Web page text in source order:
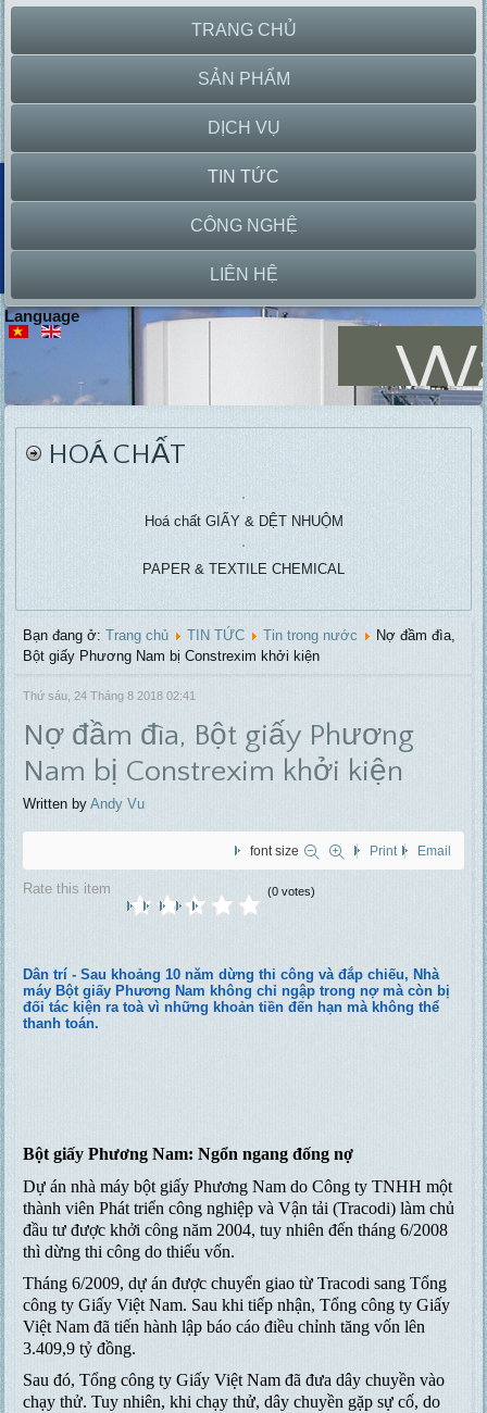
TRANG CHỦ
SẢN PHẨM
DỊCH VỤ
TIN TỨC
CÔNG NGHỆ
LIÊN HỆ
Language
Waste
HOÁ CHẤT
Hoá chất GIẤY & DỆT NHUỘM
PAPER & TEXTILE CHEMICAL
Bạn đang ở:Trang chủ TIN TỨC Tin trong nước
Nợ đầm đìa,
Bột giấy Phương Nam bị Constrexim khởi kiện
Thứ sáu, 24 Tháng 8 2018 02:41
Nợ đầm đìa, Bột giấy Phương
Nam bị Constrexim khởi kiện
Written byAndy Vu
font size Print Email
Rate this item (0 votes)
Dân trí - Sau khoảng 10 năm dừng thi công và đắp chiếu, Nhà
máy Bột giấy Phương Nam không chỉ ngập trong nợ mà còn bị
đối tác kiện ra toà vì những khoản tiền đến hạn mà không thể
thanh toán.
Bột giấy Phương Nam: Ngổn ngang đống nợ
Dự án nhà máy bột giấy Phương Nam do Công ty TNHH một
thành viên Phát triển công nghiệp và Vận tải (Tracodi) làm chủ
đầu tư được khởi công năm 2004, tuy nhiên đến tháng 6/2008
thì dừng thi công do thiếu vốn.
Tháng 6/2009, dự án được chuyển giao từ Tracodi sang Tổng
công ty Giấy Việt Nam. Sau khi tiếp nhận, Tổng công ty Giấy
Việt Nam đã tiến hành lập báo cáo điều chỉnh tăng vốn lên
3.409,9 tỷ đồng.
Sau đó, Tổng công ty Giấy Việt Nam đã đưa dây chuyền vào
chạy thử. Tuy nhiên, khi chạy thử, dây chuyền gặp sự cố, do